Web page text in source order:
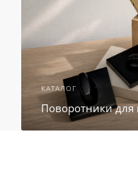
КАТАЛОГ
Поворотники